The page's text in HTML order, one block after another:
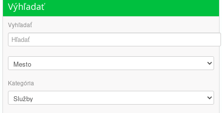
Výhľadať
Vyhľadať
Kategória